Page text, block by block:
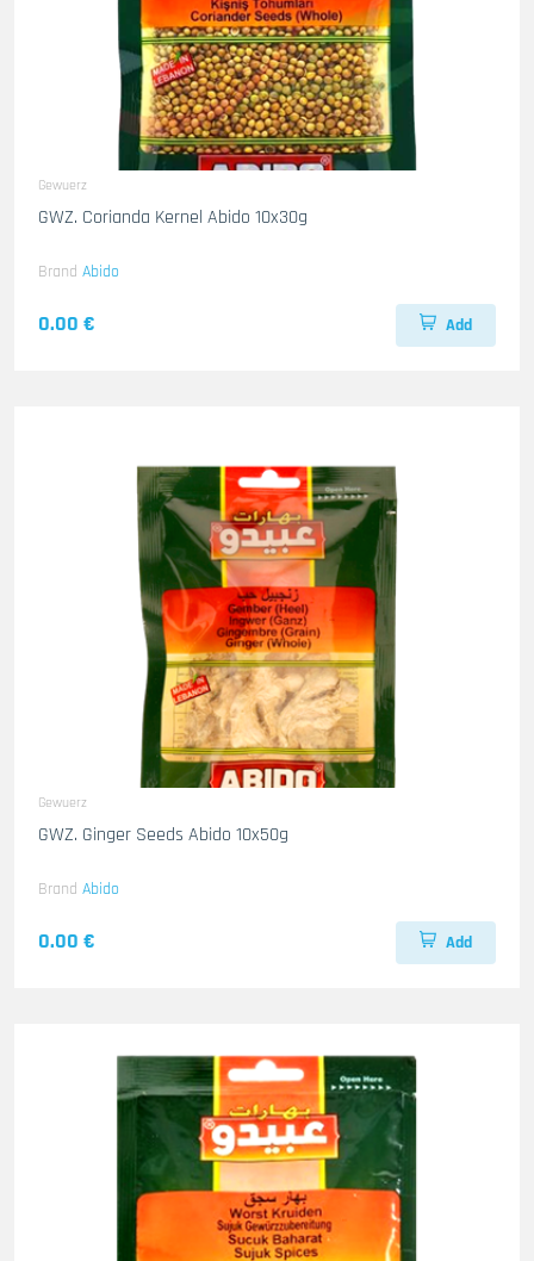
Gewuerz
GWZ. Corianda Kernel Abido 10x30g
Brand Abido
0.00 € Add
Gewuerz
GWZ. Ginger Seeds Abido 10x50g
Brand Abido
0.00 € Add